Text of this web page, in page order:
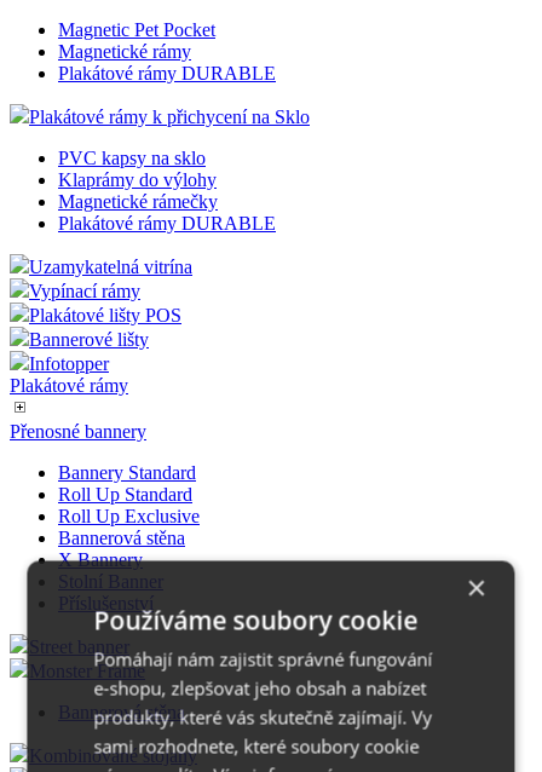
Magnetic Pet Pocket
Magnetické rámy
Plakátové rámy DURABLE
Plakátové rámy k přichycení na Sklo
PVC kapsy na sklo
Klaprámy do výlohy
Magnetické rámečky
Plakátové rámy DURABLE
Uzamykatelná vitrína
Vypínací rámy
Plakátové lišty POS
Bannerové lišty
Infotopper
Plakátové rámy
Přenosné bannery
Bannery Standard
Roll Up Standard
Roll Up Exclusive
Bannerová stěna
X Bannery
Stolní Banner
Příslušenství
Street banner
Monster Frame
Bannerová stěna
Kombinované stojany
×
Používáme soubory cookie
Pomáhají nám zajistit správné fungování
e-shopu, zlepšovat jeho obsah a nabízet
produkty, které vás skutečně zajímají. Vy
sami rozhodnete, které soubory cookie